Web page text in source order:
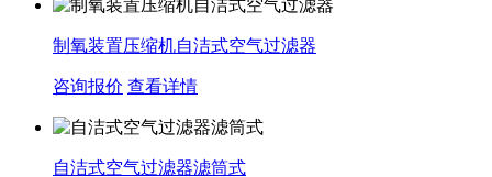
制氧装置压缩机自洁式空气过滤器
咨询报价 查看详情
自洁式空气过滤器滤筒式